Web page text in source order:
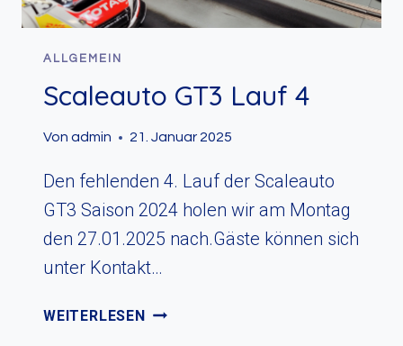
ALLGEMEIN
Scaleauto GT3 Lauf 4
Von admin 21. Januar 2025
Den fehlenden 4. Lauf der Scaleauto
GT3 Saison 2024 holen wir am Montag
den 27.01.2025 nach.Gäste können sich
unter Kontakt…
WEITERLESENSCALEAUTO